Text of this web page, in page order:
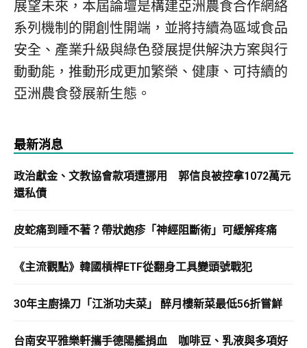
展望未來，本屆論壇是構建亞洲農食合作網絡
系列機制的開創性開端，並將持續為區域食品
安全、產業升級與綠色發展提供解決方案與行
動動能，推動形成更加繁榮、健康、可持續的
亞洲農食發展新生態。
最新消息
政治獻金、文教協會款項遭挪用 郭信良被控拿1072萬元
還私債
皮蛇痛到睡不著？帶狀皰疹「神經阻斷術」可緩解疼痛
《主流觀點》韓國槓桿ETF從翻身工具變頭號戰犯
30年主廚操刀「江浙功夫菜」 醉月樓新菜最低56折嘗鮮
台南安平雅樂軒攜手德陽艦捐血 咖啡豆、乳液與多項好